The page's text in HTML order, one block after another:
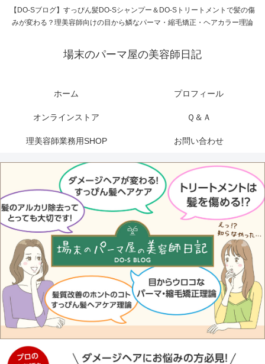
【DO-Sブログ】すっぴん髪DO-Sシャンプー＆DO-Sトリートメントで髪の傷
みが変わる？理美容師向けの目から鱗なパーマ・縮毛矯正・ヘアカラー理論
場末のパーマ屋の美容師日記
ホーム プロフィール
オンラインストア Ｑ＆Ａ
理美容師業務用SHOP お問い合わせ